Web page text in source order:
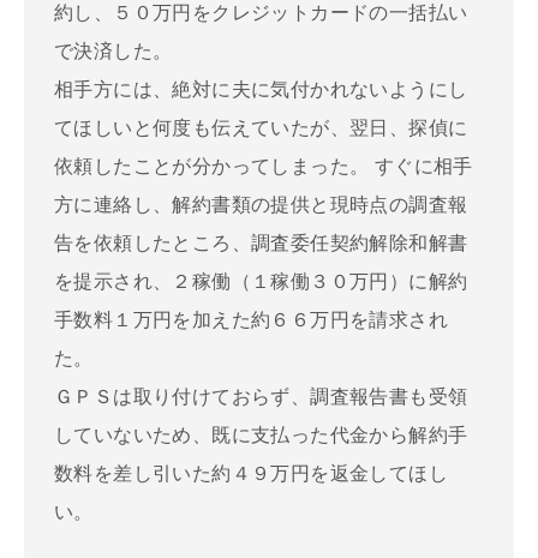
約し、５０万円をクレジットカードの一括払い
で決済した。
相手方には、絶対に夫に気付かれないようにし
てほしいと何度も伝えていたが、翌日、探偵に
依頼したことが分かってしまった。 すぐに相手
方に連絡し、解約書類の提供と現時点の調査報
告を依頼したところ、調査委任契約解除和解書
を提示され、２稼働（１稼働３０万円）に解約
手数料１万円を加えた約６６万円を請求され
た。
ＧＰＳは取り付けておらず、調査報告書も受領
していないため、既に支払った代金から解約手
数料を差し引いた約４９万円を返金してほし
い。